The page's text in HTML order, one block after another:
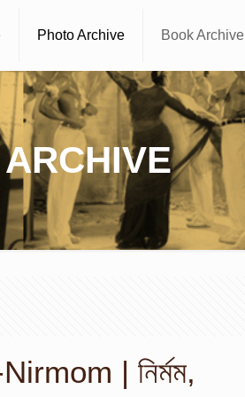
Photo Archive Book Archive
| নির্মম,